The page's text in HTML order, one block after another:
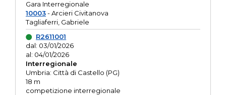
Gara Interregionale
10003- Arcieri Civitanova
Tagliaferri, Gabriele
R2611001
dal: 03/01/2026
al: 04/01/2026
Interregionale
Umbria: Città di Castello (PG)
18 m
competizione interregionale